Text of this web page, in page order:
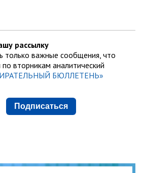
рассылку
только важные сообщения, что
по вторникам аналитический
БЮЛЛЕТЕНЬ»
Подписаться